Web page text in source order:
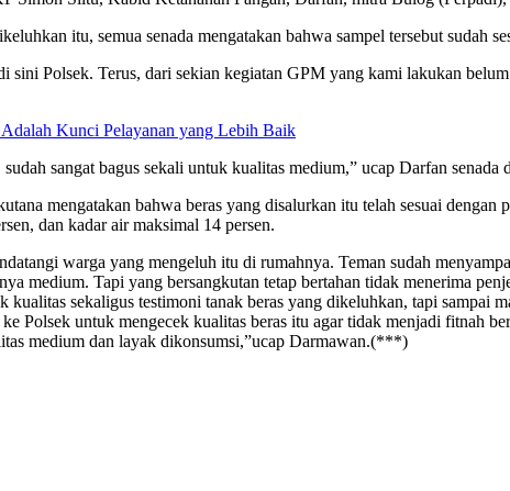
itu, semua senada mengatakan bahwa sampel tersebut sudah
Polsek. Terus, dari sekian kegiatan GPM yang kami lakukan
Kunci Pelayanan yang Lebih Baik
sangat bagus sekali untuk kualitas medium,” ucap Darfan senada
mengatakan bahwa beras yang disalurkan itu telah sesuai
dan kadar air maksimal 14 persen.
warga yang mengeluh itu di rumahnya. Teman sudah
medium. Tapi yang bersangkutan tetap bertahan tidak menerima
kualitas sekaligus testimoni tanak beras yang dikeluhkan, tapi sampai
Polsek untuk mengecek kualitas beras itu agar tidak menjadi fitnah
medium dan layak dikonsumsi,”ucap Darmawan.(***)